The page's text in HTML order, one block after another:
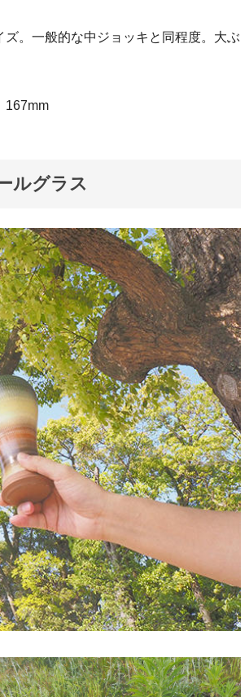
。一般的な中ジョッキと同程度。大ぶ
167mm
ルグラス